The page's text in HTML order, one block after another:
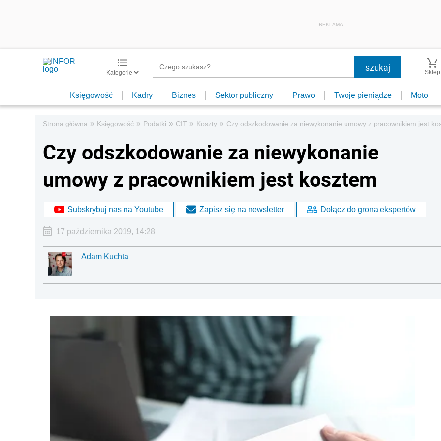
REKLAMA
Kategorie Sklep
Księgowość Kadry Biznes Sektor publiczny Prawo Twoje pieniądze Moto
Strona główna » Księgowość » Podatki » CIT » Koszty » Czy odszkodowanie za niewykonanie umowy z pracownikiem jest
Czy odszkodowanie za niewykonanie
umowy z pracownikiem jest kosztem
Subskrybuj nas na Youtube Zapisz się na newsletter Dołącz do grona ekspertów
17 października 2019, 14:28
Adam Kuchta